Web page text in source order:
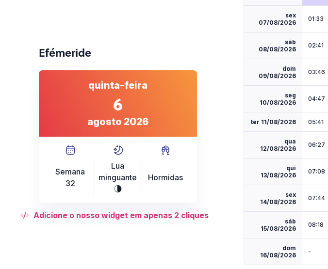
sex
07/08/2026
01:33
sáb
08/08/2026
02:41
dom
09/08/2026
03:46
seg
10/08/2026
04:47
ter 11/08/2026 05:41
qua
12/08/2026
06:27
qui
13/08/2026
07:08
sex
14/08/2026
07:44
sáb
15/08/2026
08:18
dom
16/08/2026
-
Efémeride
quinta-feira
6
agosto 2026
Semana
32
Lua
minguante
U
Hormidas
Adicione o nosso widget em apenas 2 cliques